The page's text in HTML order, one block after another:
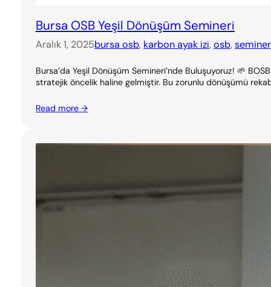
Bursa OSB Yeşil Dönüşüm Semineri
Aralık 1, 2025bursa osb, karbon ayak izi, osb, seminer
Bursa’da Yeşil Dönüşüm Semineri’nde Buluşuyoruz! 🌱
stratejik öncelik haline gelmiştir. Bu zorunlu dönüşümü
Read more →